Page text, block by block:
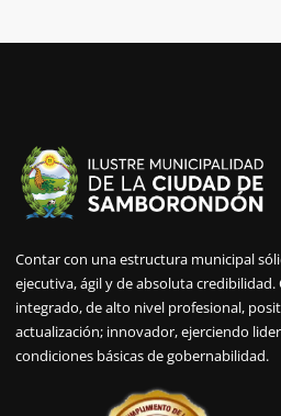
Contar con una estructura municipal
ejecutiva, ágil y de absoluta
integrado, de alto nivel profesional,
actualización; innovador, ejerciendo
condiciones básicas de gobernabilidad.